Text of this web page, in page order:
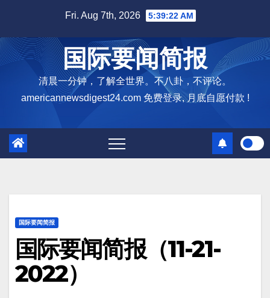
content
Fri. Aug 7th, 2026 5:39:23 AM
国际要闻简报
清晨一分钟，了解全世界。不八卦，不评论。
americannewsdigest24.com 免费登录, 月底自愿付款 !
国际要闻简报
国际要闻简报（11-21-
2022）